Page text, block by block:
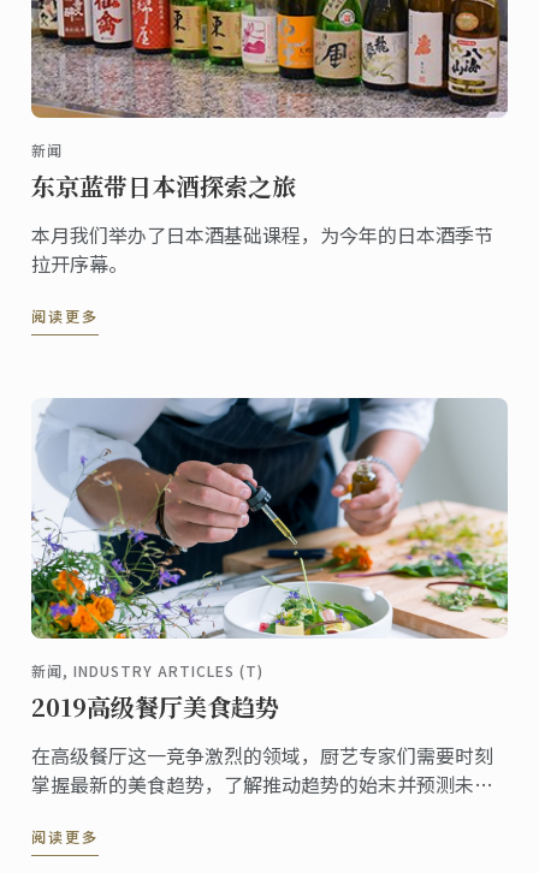
新闻
东京蓝带日本酒探索之旅
本月我们举办了日本酒基础课程，为今年的日本酒季节
拉开序幕。
阅读更多
新闻, INDUSTRY ARTICLES (T)
2019高级餐厅美食趋势
在高级餐厅这一竞争激烈的领域，厨艺专家们需要时刻
掌握最新的美食趋势，了解推动趋势的始末并预测未来
阅读更多